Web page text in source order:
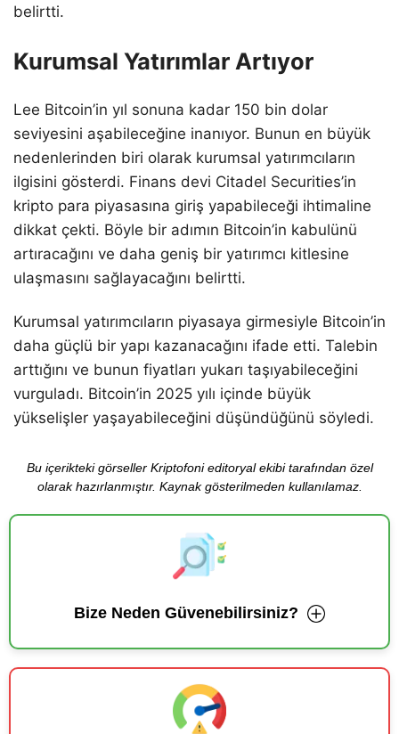
belirtti.
Kurumsal Yatırımlar Artıyor
Lee Bitcoin’in yıl sonuna kadar 150 bin dolar
seviyesini aşabileceğine inanıyor. Bunun en büyük
nedenlerinden biri olarak kurumsal yatırımcıların
ilgisini gösterdi. Finans devi Citadel Securities’in
kripto para piyasasına giriş yapabileceği ihtimaline
dikkat çekti. Böyle bir adımın Bitcoin’in kabulünü
artıracağını ve daha geniş bir yatırımcı kitlesine
ulaşmasını sağlayacağını belirtti.
Kurumsal yatırımcıların piyasaya girmesiyle Bitcoin’in
daha güçlü bir yapı kazanacağını ifade etti. Talebin
arttığını ve bunun fiyatları yukarı taşıyabileceğini
vurguladı. Bitcoin’in 2025 yılı içinde büyük
yükselişler yaşayabileceğini düşündüğünü söyledi.
Bu içerikteki görseller Kriptofoni editoryal ekibi tarafından özel
olarak hazırlanmıştır. Kaynak gösterilmeden kullanılamaz.
Bize Neden Güvenebilirsiniz?